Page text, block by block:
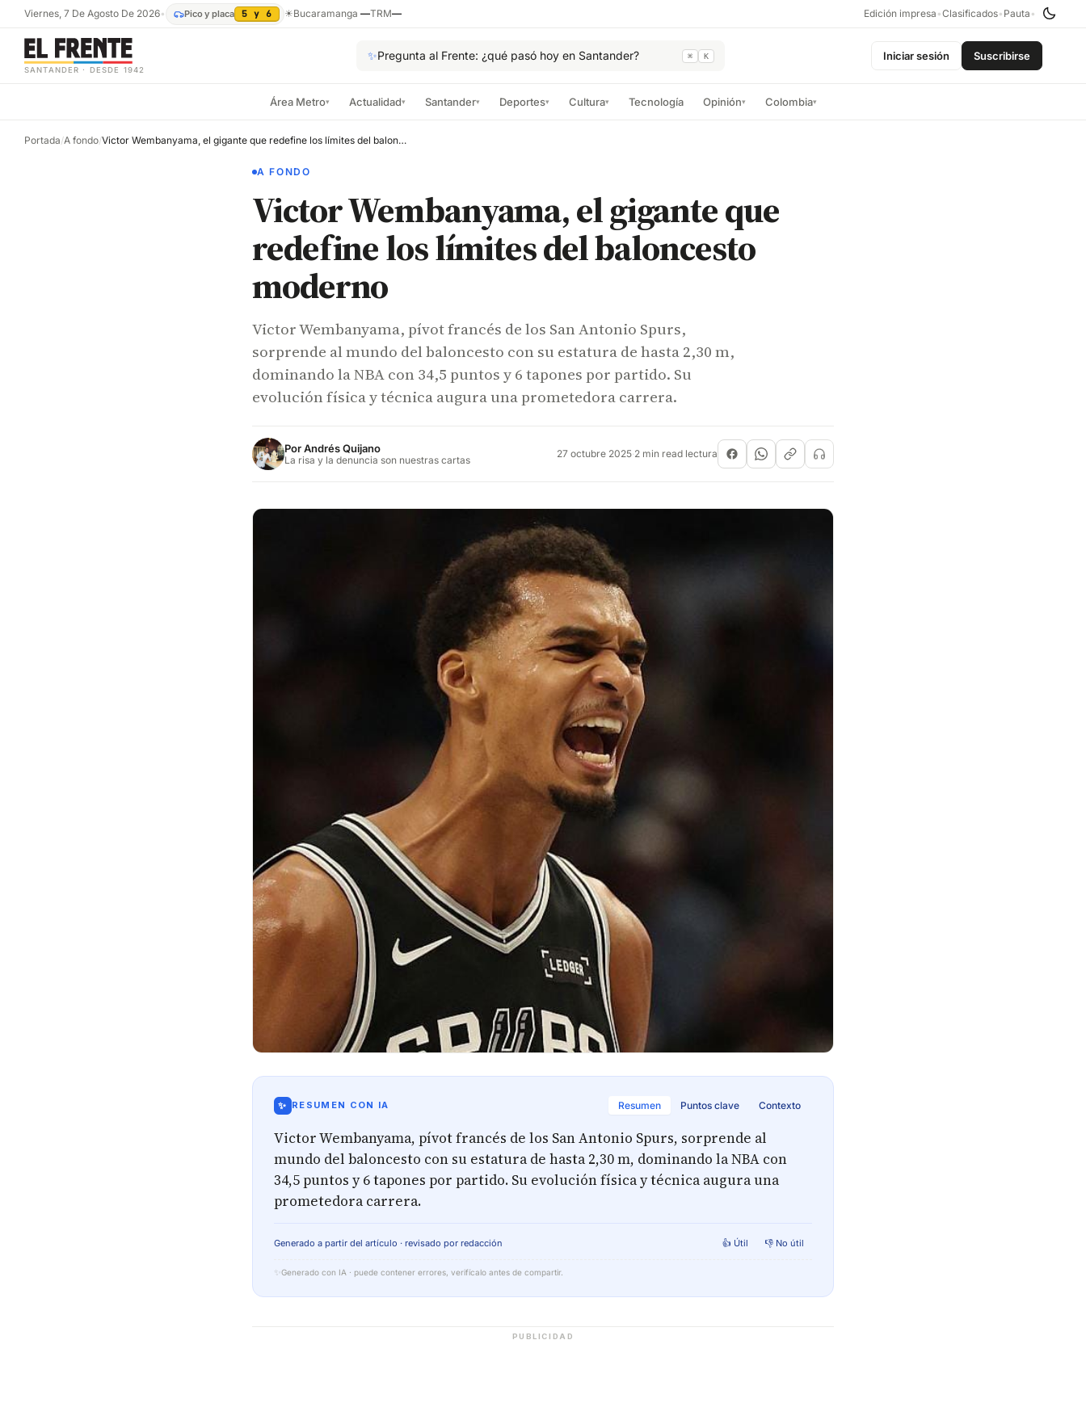
Viernes, 7 De Agosto De 2026• Pico y placa 5 y 6 ☀Bucaramanga —TRM— Edición impresa •Clasificados• Pauta •
SANTANDER · DESDE 1942
✨Pregunta al Frente: ¿qué pasó hoy en Santander? ⌘ K Iniciar sesión Suscribirse
Área Metro▾ Actualidad▾ Santander▾ Deportes▾ Cultura▾ Tecnología Opinión▾ Colombia▾
Portada/A fondo/ Victor Wembanyama, el gigante que redefine los límites del baloncesto moderno
A FONDO
Victor Wembanyama, el gigante que
redefine los límites del baloncesto
moderno
Victor Wembanyama, pívot francés de los San Antonio Spurs,
sorprende al mundo del baloncesto con su estatura de hasta 2,30 m,
dominando la NBA con 34,5 puntos y 6 tapones por partido. Su
evolución física y técnica augura una prometedora carrera.
PorAndrés Quijano
La risa y la denuncia son nuestras cartas 27 octubre 2025·2 min read lectura
✨ RESUMEN CON IA Resumen Puntos clave Contexto
Victor Wembanyama, pívot francés de los San Antonio Spurs, sorprende al
mundo del baloncesto con su estatura de hasta 2,30 m, dominando la NBA con
34,5 puntos y 6 tapones por partido. Su evolución física y técnica augura una
prometedora carrera.
Generado a partir del artículo · revisado por redacción 👍 Útil 👎 No útil
✨ Generado con IA · puede contener errores, verifícalo antes de compartir.
PUBLICIDAD